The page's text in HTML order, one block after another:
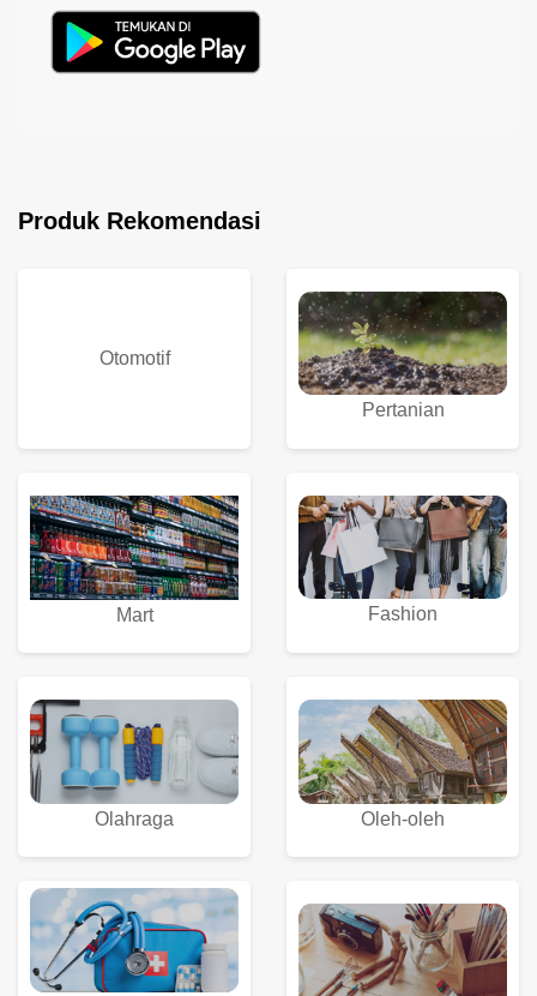
Produk Rekomendasi
Otomotif
Pertanian
Mart Fashion
Olahraga Oleh-oleh